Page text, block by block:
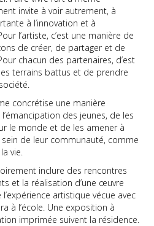
invite à voir autrement, à
à l’innovation et à
l’artiste, c’est une manière de
de créer, de partager et de
chacun des partenaires, d’est
terrains battus et de prendre
concrétise une manière
des jeunes, de les
le monde et de les amener à
sein de leur communauté, comme
vie.
inclure des rencontres
et la réalisation d’une œuvre
artistique vécue avec
à l’école. Une exposition à
imprimée suivent la résidence.